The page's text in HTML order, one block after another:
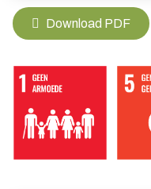
Download PDF